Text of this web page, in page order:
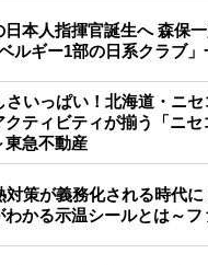
日本人指揮官誕生へ 森保
ルギー1部の日系クラブ
さいっぱい！北海道・ニ
クティビティが揃う「ニセ
東急不動産
対策が義務化される時代に
わかる示温シールとは～フ